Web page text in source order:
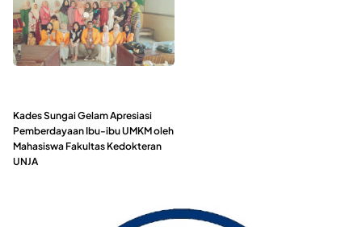
Kades Sungai Gelam Apresiasi
Pemberdayaan Ibu-ibu UMKM oleh
Mahasiswa Fakultas Kedokteran
UNJA